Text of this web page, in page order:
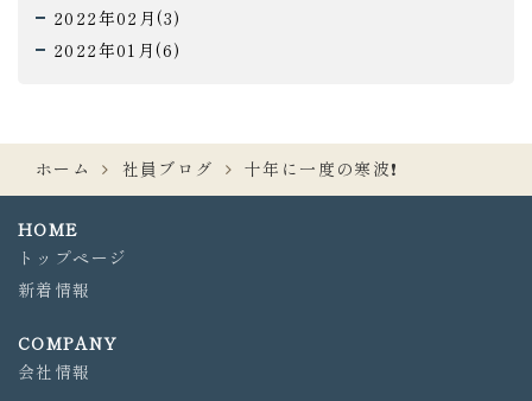
2022年02月(3)
2022年01月(6)
ホーム 社員ブログ 十年に一度の寒波❗
HOME
トップページ
新着情報
COMPANY
会社情報